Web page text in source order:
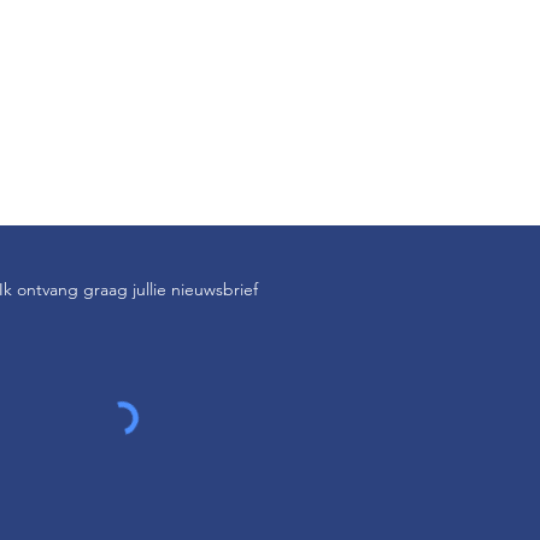
Ik ontvang graag jullie nieuwsbrief